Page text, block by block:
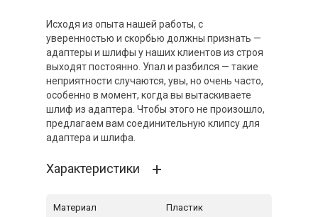
Исходя из опыта нашей работы, с
уверенностью и скорбью должны признать —
адаптеры и шлифы у наших клиентов из строя
выходят постоянно. Упал и разбился — такие
неприятности случаются, увы, но очень часто,
особенно в момент, когда вы вытаскиваете
шлиф из адаптера. Чтобы этого не произошло,
предлагаем вам соединительную клипсу для
адаптера и шлифа.
Характеристики
Материал Пластик